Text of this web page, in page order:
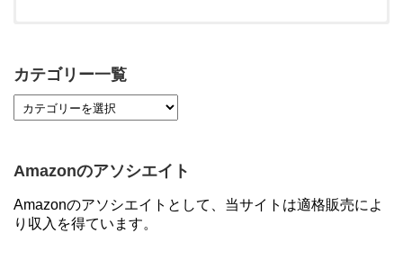
【7/21まで】エアウォレット(COIN+)で最大98,300
【2倍増量】PayPayカード、まるごとフラットリボ
登録と3回利用で10000ptがもらえるキャンペーン！
3/31まで
カテゴリー一覧
Amazonのアソシエイト
Amazonのアソシエイトとして、当サイトは適格販売によ
り収入を得ています。